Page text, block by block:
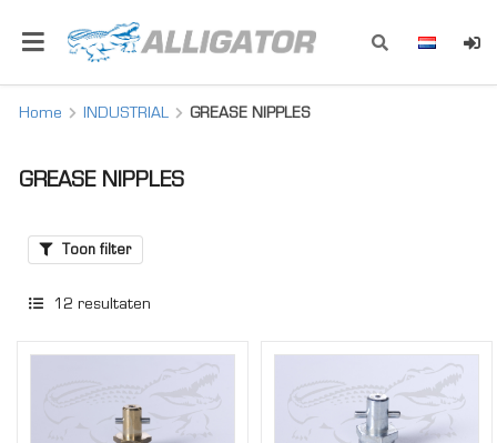
Home INDUSTRIAL GREASE NIPPLES
GREASE NIPPLES
Toon filter
12 resultaten